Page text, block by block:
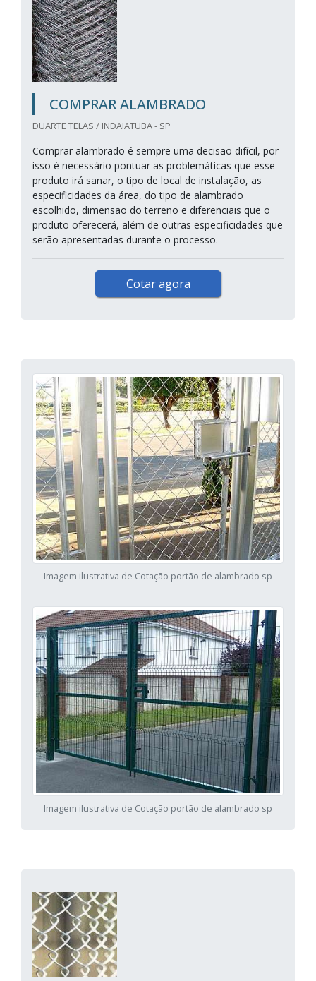
COMPRAR ALAMBRADO
DUARTE TELAS / INDAIATUBA - SP
Comprar alambrado é sempre uma decisão difícil, por
isso é necessário pontuar as problemáticas que esse
produto irá sanar, o tipo de local de instalação, as
especificidades da área, do tipo de alambrado
escolhido, dimensão do terreno e diferenciais que o
produto oferecerá, além de outras especificidades que
serão apresentadas durante o processo.
Cotar agora
Imagem ilustrativa de Cotação portão de alambrado sp
Imagem ilustrativa de Cotação portão de alambrado sp